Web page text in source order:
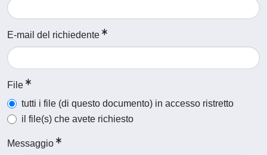
E-mail del richiedente
File
tutti i file (di questo documento) in accesso ristretto
il file(s) che avete richiesto
Messaggio